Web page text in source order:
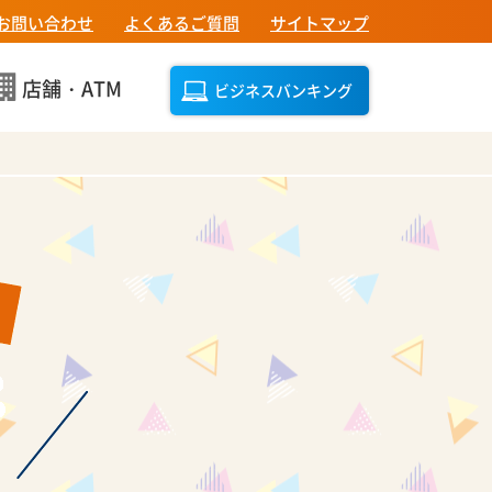
店舗・ATM ビジネスバンキング
問い合わせ よくあるご質問 サイトマップ